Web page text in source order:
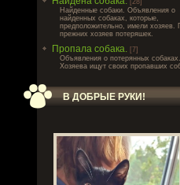
[28]
Найденные собаки. Объявления о
найденных собаках, которые,
предположительно, имели хозяев.
прежних хозяев потеряшек.
Пропала собака. [7]
Объявления о потерянных собаках.
Хозяева ищут своих пропавших
В ДОБРЫЕ РУКИ!